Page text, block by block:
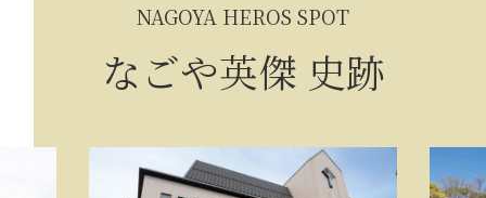
NAGOYA HEROS SPOT
なごや英傑 史跡